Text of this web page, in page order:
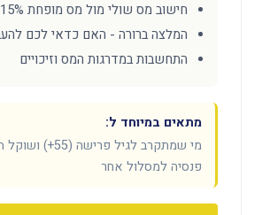
חישוב מס שולי מול מס מופחת 15%
המלצה ברורה - האם כדאי לכם
התחשבות במדרגות המס וזיכויים
מתאים במיוחד ל:
מי שמתקרב לגיל
פנסיה למסלול אחר